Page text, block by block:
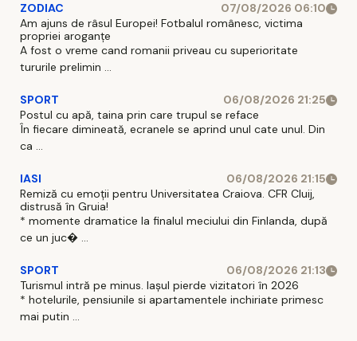
ZODIAC
07/08/2026 06:10
Am ajuns de râsul Europei! Fotbalul românesc, victima
propriei aroganțe
A fost o vreme cand romanii priveau cu superioritate
tururile prelimin ...
SPORT
06/08/2026 21:25
Postul cu apă, taina prin care trupul se reface
În fiecare dimineată, ecranele se aprind unul cate unul. Din
ca ...
IASI
06/08/2026 21:15
Remiză cu emoții pentru Universitatea Craiova. CFR Cluij,
distrusă în Gruia!
* momente dramatice la finalul meciului din Finlanda, după
ce un juc� ...
SPORT
06/08/2026 21:13
Turismul intră pe minus. Iașul pierde vizitatori în 2026
* hotelurile, pensiunile si apartamentele inchiriate primesc
mai putin ...